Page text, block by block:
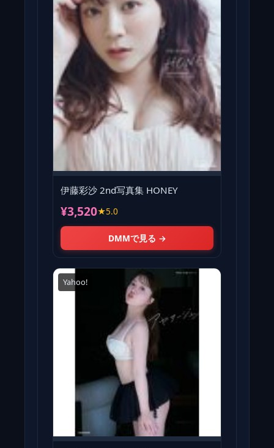
伊藤彩沙 2nd写真集 HONEY
¥3,520★5.0
DMMで見る →
Yahoo!